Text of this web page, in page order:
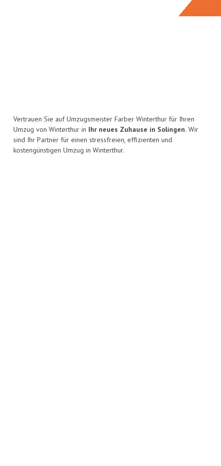
Vertrauen Sie auf Umzugsmeister Farber Winterthur für Ihren
Umzug von Winterthur in Ihr neues Zuhause in Solingen. Wir
sind Ihr Partner für einen stressfreien, effizienten und
kostengünstigen Umzug in Winterthur.